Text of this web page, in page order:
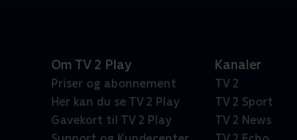
Om TV 2 Play
Priser og abonnement
Her kan du se TV 2 Play
Gavekort til TV 2 Play
Kanaler
TV 2
TV 2 Sport
TV 2 News